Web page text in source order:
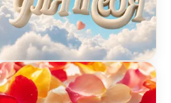
чаем и печеньем
Я Люблю Тебя